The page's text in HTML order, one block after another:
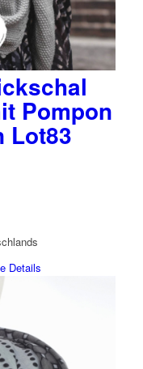
Pompon
Lot83
Details